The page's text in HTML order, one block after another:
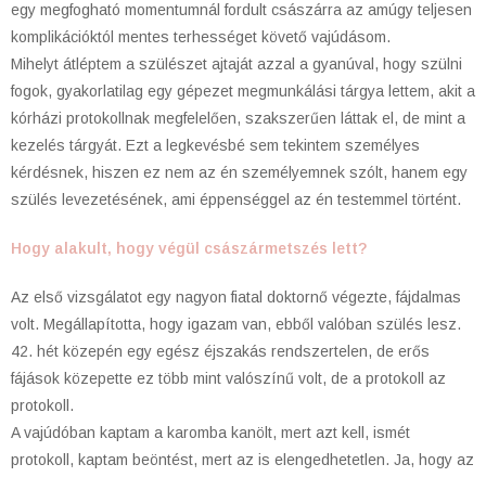
egy megfogható momentumnál fordult császárra az amúgy teljesen
komplikációktól mentes terhességet követő vajúdásom.
Mihelyt átléptem a szülészet ajtaját azzal a gyanúval, hogy szülni
fogok, gyakorlatilag egy gépezet megmunkálási tárgya lettem, akit a
kórházi protokollnak megfelelően, szakszerűen láttak el, de mint a
kezelés tárgyát. Ezt a legkevésbé sem tekintem személyes
kérdésnek, hiszen ez nem az én személyemnek szólt, hanem egy
szülés levezetésének, ami éppenséggel az én testemmel történt.
Hogy alakult, hogy végül császármetszés lett?
Az első vizsgálatot egy nagyon fiatal doktornő végezte, fájdalmas
volt. Megállapította, hogy igazam van, ebből valóban szülés lesz.
42. hét közepén egy egész éjszakás rendszertelen, de erős
fájások közepette ez több mint valószínű volt, de a protokoll az
protokoll.
A vajúdóban kaptam a karomba kanölt, mert azt kell, ismét
protokoll, kaptam beöntést, mert az is elengedhetetlen. Ja, hogy az